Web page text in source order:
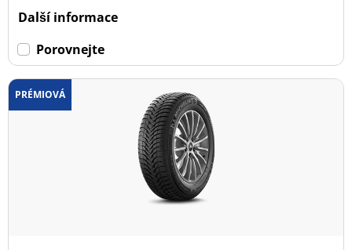
Dojezdové
Dojezdové (0)
Ne dojezdové (108)
Další možnosti
Další informace
Porovnejte
PRÉMIOVÁ